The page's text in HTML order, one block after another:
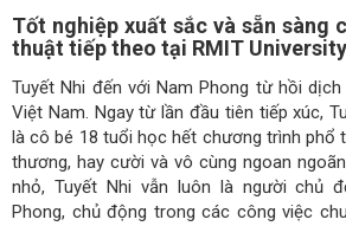
Tốt nghiệp xuất sắc và sẵn sàng
thuật tiếp theo tại RMIT University
Tuyết Nhi đến với Nam Phong từ hồi
Việt Nam. Ngay từ lần đầu tiên tiếp xúc,
là cô bé 18 tuổi học hết chương trình phổ
thương, hay cười và vô cùng ngoan
nhỏ, Tuyết Nhi vẫn luôn là người chủ
Phong, chủ động trong các công việc